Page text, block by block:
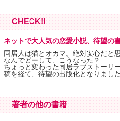
CHECK!!
ネットで大人気の恋愛小説、待望の
同居人は猫とオカマ。絶対安心だ
なんでどーして、こうなった？
ちょっと変わった同居ラブストーリ
稿を経て、待望の出版化となりました
著者の他の書籍